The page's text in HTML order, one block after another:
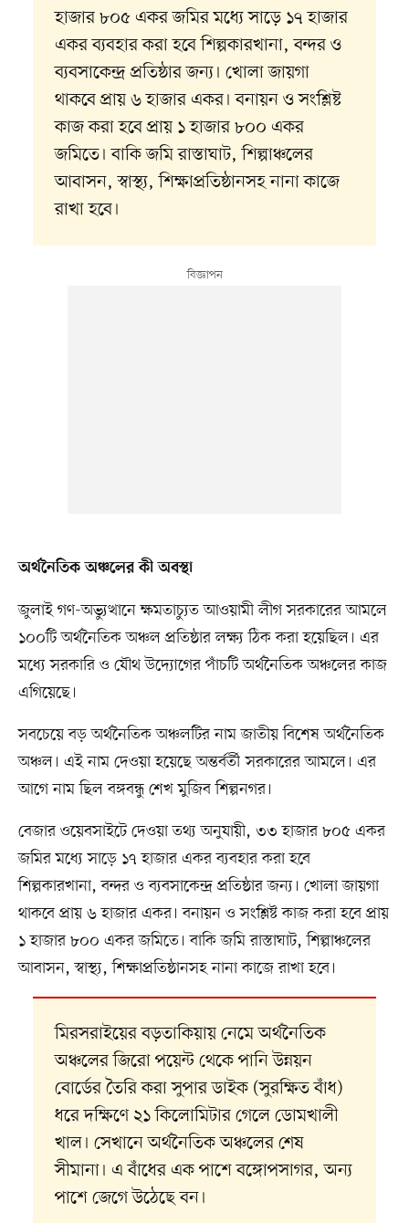
হাজার ৮০৫ একর জমির মধ্যে সাড়ে ১৭ হাজার
একর ব্যবহার করা হবে শিল্পকারখানা, বন্দর ও
ব্যবসাকেন্দ্র প্রতিষ্ঠার জন্য। খোলা জায়গা
থাকবে প্রায় ৬ হাজার একর। বনায়ন ও সংশ্লিষ্ট
কাজ করা হবে প্রায় ১ হাজার ৮০০ একর
জমিতে। বাকি জমি রাস্তাঘাট, শিল্পাঞ্চলের
আবাসন, স্বাস্থ্য, শিক্ষাপ্রতিষ্ঠানসহ নানা কাজে
রাখা হবে।
অর্থনৈতিক অঞ্চলের কী অবস্থা
জুলাই গণ-অভ্যুত্থানে ক্ষমতাচ্যুত আওয়ামী লীগ সরকারের আমলে
১০০টি অর্থনৈতিক অঞ্চল প্রতিষ্ঠার লক্ষ্য ঠিক করা হয়েছিল। এর
মধ্যে সরকারি ও যৌথ উদ্যোগের পাঁচটি অর্থনৈতিক অঞ্চলের কাজ
এগিয়েছে।
সবচেয়ে বড় অর্থনৈতিক অঞ্চলটির নাম জাতীয় বিশেষ অর্থনৈতিক
অঞ্চল। এই নাম দেওয়া হয়েছে অন্তর্বর্তী সরকারের আমলে। এর
আগে নাম ছিল বঙ্গবন্ধু শেখ মুজিব শিল্পনগর।
বেজার ওয়েবসাইটে দেওয়া তথ্য অনুযায়ী, ৩৩ হাজার ৮০৫ একর
জমির মধ্যে সাড়ে ১৭ হাজার একর ব্যবহার করা হবে
শিল্পকারখানা, বন্দর ও ব্যবসাকেন্দ্র প্রতিষ্ঠার জন্য। খোলা জায়গা
থাকবে প্রায় ৬ হাজার একর। বনায়ন ও সংশ্লিষ্ট কাজ করা হবে প্রায়
১ হাজার ৮০০ একর জমিতে। বাকি জমি রাস্তাঘাট, শিল্পাঞ্চলের
আবাসন, স্বাস্থ্য, শিক্ষাপ্রতিষ্ঠানসহ নানা কাজে রাখা হবে।
মিরসরাইয়ের বড়তাকিয়ায় নেমে অর্থনৈতিক
অঞ্চলের জিরো পয়েন্ট থেকে পানি উন্নয়ন
বোর্ডের তৈরি করা সুপার ডাইক (সুরক্ষিত বাঁধ)
ধরে দক্ষিণে ২১ কিলোমিটার গেলে ডোমখালী
খাল। সেখানে অর্থনৈতিক অঞ্চলের শেষ
সীমানা। এ বাঁধের এক পাশে বঙ্গোপসাগর, অন্য
পাশে জেগে উঠেছে বন।